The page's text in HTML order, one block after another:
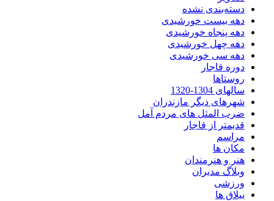
دسته‌بندی نشده
دهه بیست خورشیدی
دهه پنجاه خورشیدی
دهه چهل خورشیدی
دهه سی خورشیدی
دوره قاجار
روستاها
سالهای 1304-1320
شهرهای دیگر مازندران
ضرب المثل های مردم آمل
قدیمتر از قاجار
مراسم
مکان ها
هنر و هنرمندان
وبلاگ مدیران
ورزشی
ییلاق ها